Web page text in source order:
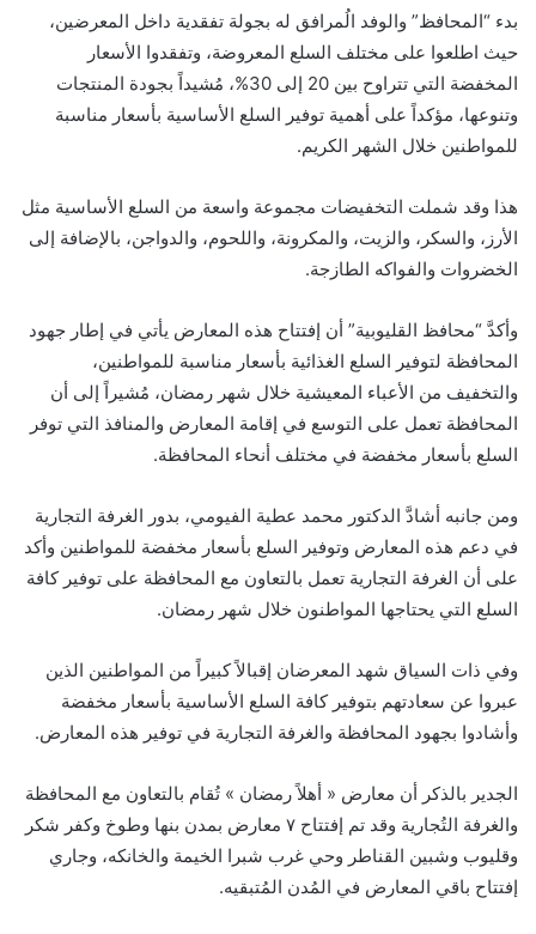
بدء “المحافظ” والوفد الُمرافق له بجولة تفقدية داخل المعرضين،
حيث اطلعوا على مختلف السلع المعروضة، وتفقدوا الأسعار
المخفضة التي تتراوح بين 20 إلى 30%، مُشيداً بجودة المنتجات
وتنوعها، مؤكداً على أهمية توفير السلع الأساسية بأسعار مناسبة
للمواطنين خلال الشهر الكريم.
هذا وقد شملت التخفيضات مجموعة واسعة من السلع الأساسية مثل
الأرز، والسكر، والزيت، والمكرونة، واللحوم، والدواجن، بالإضافة إلى
الخضروات والفواكه الطازجة.
وأكدَّ “محافظ القليوبية” أن إفتتاح هذه المعارض يأتي في إطار جهود
المحافظة لتوفير السلع الغذائية بأسعار مناسبة للمواطنين،
والتخفيف من الأعباء المعيشية خلال شهر رمضان، مُشيراً إلى أن
المحافظة تعمل على التوسع في إقامة المعارض والمنافذ التي توفر
السلع بأسعار مخفضة في مختلف أنحاء المحافظة.
ومن جانبه أشادَّ الدكتور محمد عطية الفيومي، بدور الغرفة التجارية
في دعم هذه المعارض وتوفير السلع بأسعار مخفضة للمواطنين وأكد
على أن الغرفة التجارية تعمل بالتعاون مع المحافظة على توفير كافة
السلع التي يحتاجها المواطنون خلال شهر رمضان.
وفي ذات السياق شهد المعرضان إقبالاً كبيراً من المواطنين الذين
عبروا عن سعادتهم بتوفير كافة السلع الأساسية بأسعار مخفضة
وأشادوا بجهود المحافظة والغرفة التجارية في توفير هذه المعارض.
الجدير بالذكر أن معارض « أهلاً رمضان » تُقام بالتعاون مع المحافظة
والغرفة التُجارية وقد تم إفتتاح ٧ معارض بمدن بنها وطوخ وكفر شكر
وقليوب وشبين القناطر وحي غرب شبرا الخيمة والخانكه، وجاري
إفتتاح باقي المعارض في المُدن المُتبقيه.